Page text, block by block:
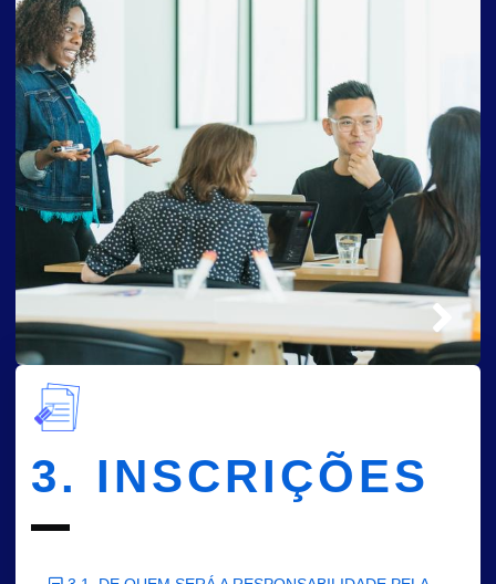
3. INSCRIÇÕES